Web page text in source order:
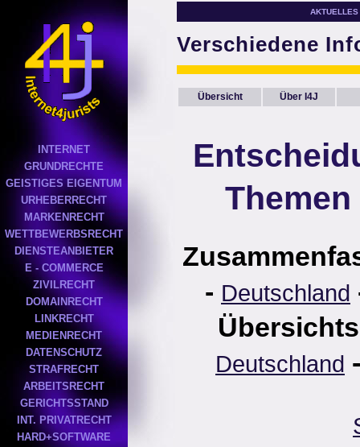
INTERNET
GRUNDRECHTE
GEISTIGES EIGENTUM
URHEBERRECHT
MARKENRECHT
WETTBEWERBSRECHT
DIENSTEANBIETER
E - COMMERCE
ZIVILRECHT
DOMAINRECHT
LINKRECHT
MEDIENRECHT
DATENSCHUTZ
STRAFRECHT
ARBEITSRECHT
GERICHTSSTAND
INT. PRIVATRECHT
HARD+SOFTWARE
AKTUELLES
Verschiedene
Übersicht Über I4J
- Deutschland
Deutschland